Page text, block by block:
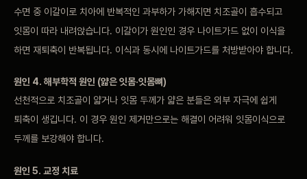
수면 중 이갈이로 치아에 반복적인 과부하가 가해지면 치조골이 흡수되고
잇몸이 따라 내려앉습니다. 이갈이가 원인인 경우 나이트가드 없이 이식을
하면 재퇴축이 반복됩니다. 이식과 동시에 나이트가드를 처방받아야 합니다.
원인 4. 해부학적 원인 (얇은 잇몸·잇몸뼈)
선천적으로 치조골이 얇거나 잇몸 두께가 얇은 분들은 외부 자극에 쉽게
퇴축이 생깁니다. 이 경우 원인 제거만으로는 해결이 어려워 잇몸이식으로
두께를 보강해야 합니다.
원인 5. 교정 치료